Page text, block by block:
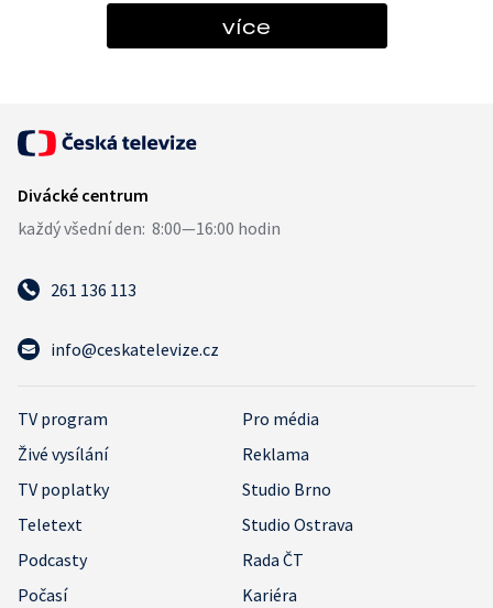
více
261 136 113
info@ceskatelevize.cz
TV program
Pro média
Živé vysílání
Reklama
TV poplatky
Studio Brno
Teletext
Studio Ostrava
Podcasty
Rada ČT
Počasí
Kariéra